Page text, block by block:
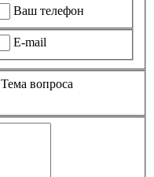
Ваш телефон
E-mail
Тема вопроса